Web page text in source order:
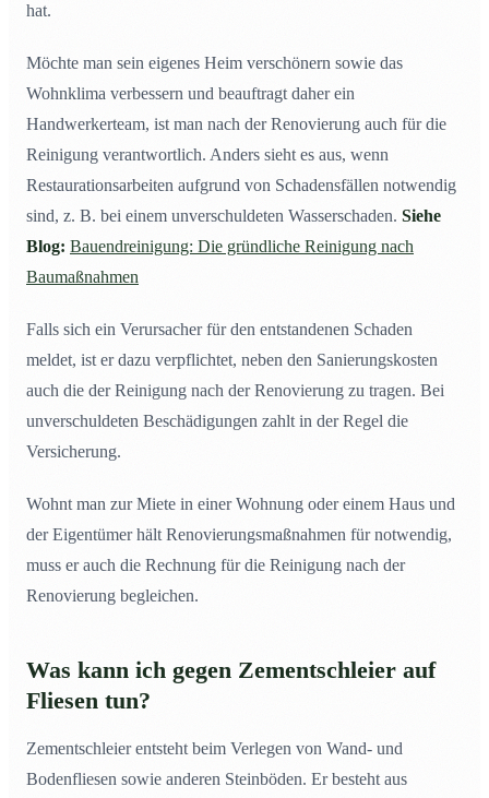
hat.
Möchte man sein eigenes Heim verschönern sowie das
Wohnklima verbessern und beauftragt daher ein
Handwerkerteam, ist man nach der Renovierung auch für die
Reinigung verantwortlich. Anders sieht es aus, wenn
Restaurationsarbeiten aufgrund von Schadensfällen notwendig
sind, z. B. bei einem unverschuldeten Wasserschaden. Siehe
Blog: Bauendreinigung: Die gründliche Reinigung nach
Baumaßnahmen
Falls sich ein Verursacher für den entstandenen Schaden
meldet, ist er dazu verpflichtet, neben den Sanierungskosten
auch die der Reinigung nach der Renovierung zu tragen. Bei
unverschuldeten Beschädigungen zahlt in der Regel die
Versicherung.
Wohnt man zur Miete in einer Wohnung oder einem Haus und
der Eigentümer hält Renovierungsmaßnahmen für notwendig,
muss er auch die Rechnung für die Reinigung nach der
Renovierung begleichen.
Was kann ich gegen Zementschleier auf
Fliesen tun?
Zementschleier entsteht beim Verlegen von Wand- und
Bodenfliesen sowie anderen Steinböden. Er besteht aus